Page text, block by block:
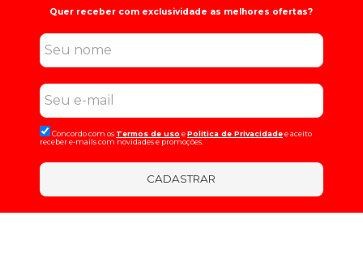
Quer receber com exclusividade as melhores ofertas?
Concordo com os Termos de uso ePolitica de Privacidadee aceito
receber e-mails com novidades e promoções.
CADASTRAR